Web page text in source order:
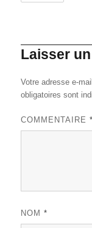
Laisser
Votre adresse e-
obligatoires sont
COMMENTAIRE*
NOM*